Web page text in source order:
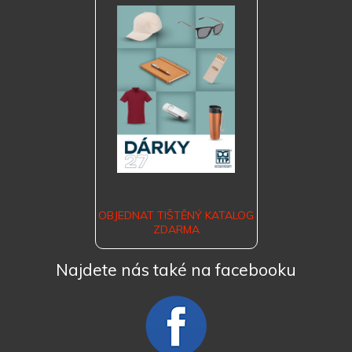
OBJEDNAT TIŠTĚNÝ KATALOG
ZDARMA
Najdete nás také na facebooku